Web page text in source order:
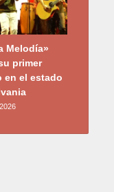
Melodía»
primer
en el estado